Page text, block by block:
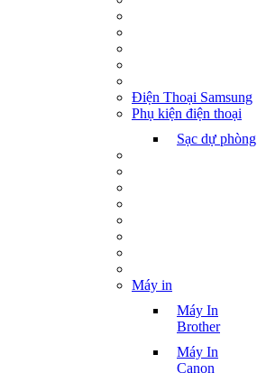
Điện Thoại Samsung
Phụ kiện điện thoại
Sạc dự phòng
Máy in
Máy In
Brother
Máy In
Canon